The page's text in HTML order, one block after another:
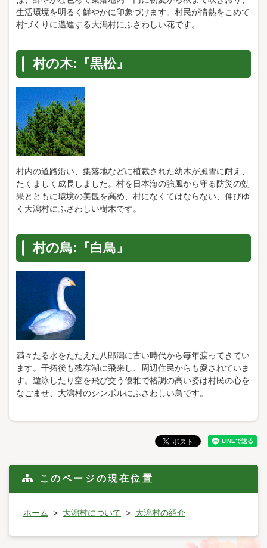
生活環境を明るく鮮やかに印象づけます。村民が情熱をこめて
村づくりに邁進する大潟村にふさわしい花です。
村の木:『黒松』
村内の道路沿い、集落地などに植裁された幼木が風雪に耐え、
たくましく成長しました。村を日本海の強風から守る防災の効
果とともに環境の美観を高め、村になくてはならない、伸びゆ
く大潟村にふさわしい樹木です。
村の鳥:『白鳥』
満々たる水をたたえた八郎潟に古い時代から毎年渡ってきてい
ます。干拓後も残存湖に飛来し、周辺住民からも愛されていま
す。遊泳したり空を飛び交う優雅で格調の高い姿は村民の心を
なごませ、大潟村のシンボルにふさわしい鳥です。
このページの現在位置
ホーム 大潟村について 大潟村の紹介